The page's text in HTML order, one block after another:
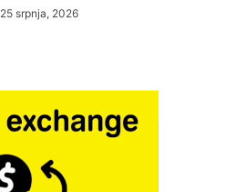
25 srpnja, 2026